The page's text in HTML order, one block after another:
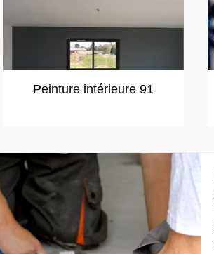
Peinture intérieure 91